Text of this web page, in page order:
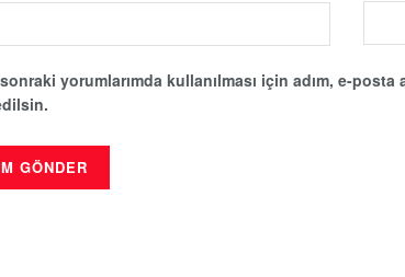
yorumlarımda kullanılması için adım, e-